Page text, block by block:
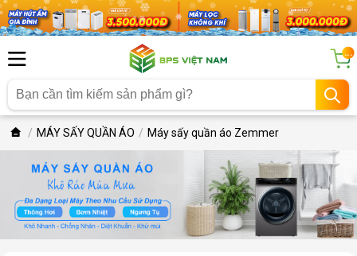
...
MÁY SẤY QUẦN ÁO Máy sấy quần áo Zemmer